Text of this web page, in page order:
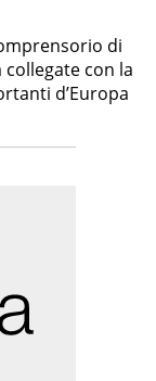
di
con la
d’Europa